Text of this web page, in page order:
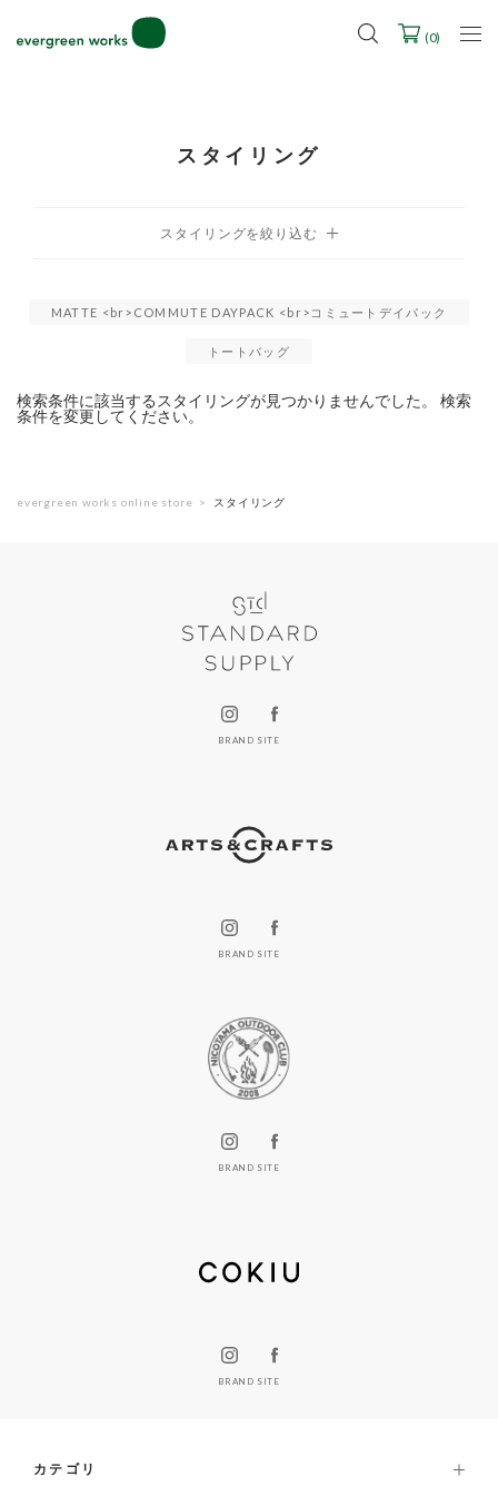
2027年ご入学用ランドセル受注会スケジュール
(0)
スタイリング
MATTE <br>COMMUTE DAYPACK <br>コミュートデイパック
トートバッグ
検索条件に該当するスタイリングが見つかりませんでした。 検索
条件を変更してください。
evergreen works online store スタイリング
BRAND SITE
BRAND SITE
BRAND SITE
BRAND SITE
カテゴリ